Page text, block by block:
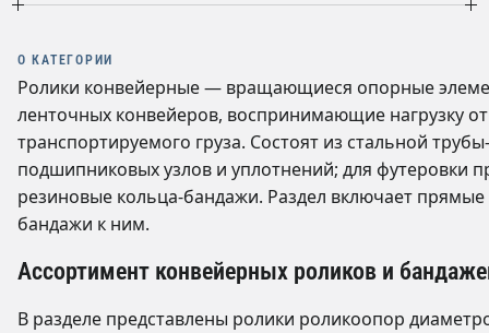
О КАТЕГОРИИ
Ролики конвейерные — вращающиеся опорные
ленточных конвейеров, воспринимающие нагрузку
транспортируемого груза. Состоят из стальной
подшипниковых узлов и уплотнений; для футеровки
резиновые кольца-бандажи. Раздел включает прямые
бандажи к ним.
Ассортимент конвейерных роликов и
В разделе представлены ролики роликоопор